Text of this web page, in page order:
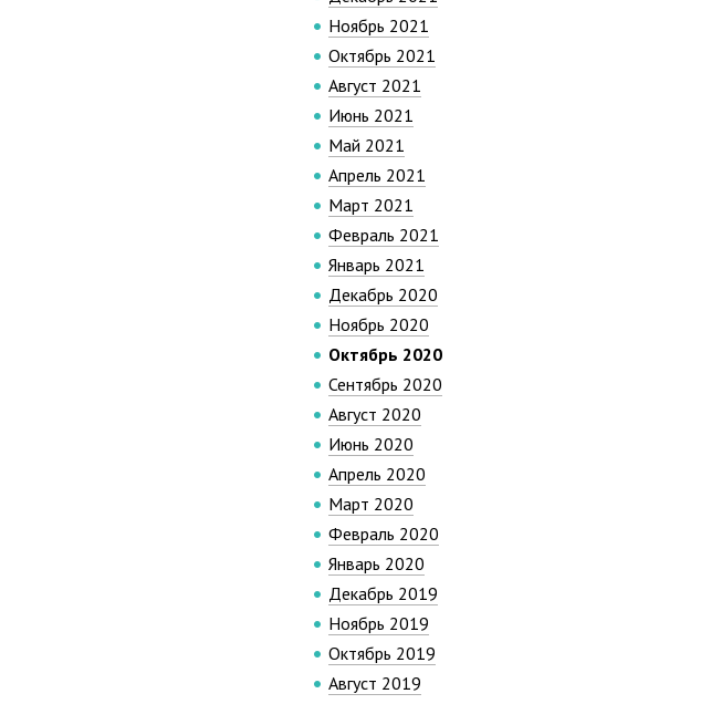
Ноябрь 2021
Октябрь 2021
Август 2021
Июнь 2021
Май 2021
Апрель 2021
Март 2021
Февраль 2021
Январь 2021
Декабрь 2020
Ноябрь 2020
Октябрь 2020
Сентябрь 2020
Август 2020
Июнь 2020
Апрель 2020
Март 2020
Февраль 2020
Январь 2020
Декабрь 2019
Ноябрь 2019
Октябрь 2019
Август 2019